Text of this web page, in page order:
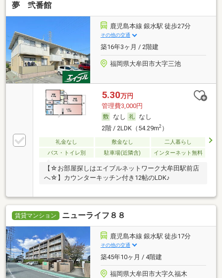
夢 弐番館
鹿児島本線 銀水駅 徒歩27分
その他の交通
築16年3ヶ月 / 2階建
福岡県大牟田市大字三池
5.30万円
管理費3,000円
なし
なし
2階 / 2LDK（54.29m2）
礼金なし 敷金なし
二人暮らし
バス・トイレ別
駐車場(近隣含) インターネット無料
【☆お部屋探しはエイブルネットワーク大牟田駅前店
へ☆】カウンターキッチン付き12帖のLDK♪
賃貸マンション ニューライフ８８
鹿児島本線 銀水駅 徒歩17分
その他の交通
築45年10ヶ月 / 4階建
福岡県大牟田市大字久福木